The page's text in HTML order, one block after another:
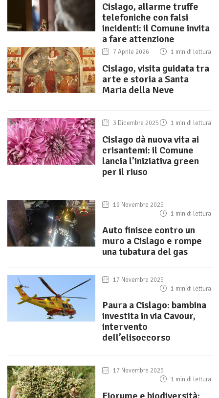
Cislago, allarme truffe
telefoniche con falsi
incidenti: il Comune invita
a fare attenzione
7 Aprile 2026 1 min di lettura
Cislago, visita guidata tra
arte e storia a Santa
Maria della Neve
3 Dicembre 2025 1 min di lettura
Cislago dà nuova vita ai
crisantemi: il Comune
lancia l’iniziativa green
per il riuso
19 Novembre 2025
1 min di lettura
Auto finisce contro un
muro a Cislago e rompe
una tubatura del gas
17 Novembre 2025
1 min di lettura
Paura a Cislago: bambina
investita in via Cavour,
intervento
dell’elisoccorso
17 Novembre 2025
1 min di lettura